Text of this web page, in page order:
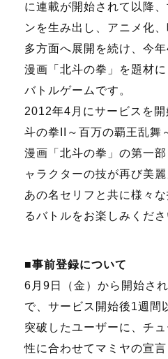
に連載が開始されて以降
ンを生み出し、アニメ化
多方面へ展開を続け、今年
漫画「北斗の拳」を題材
バトルゲームです。
2012年4 月にサービスを
斗の拳
～百万の覇王乱舞
漫画「北斗の拳」の第一
ャラクターの技が再び美
あの名セリフと共に様々
るバトルをお楽しみくださ
■事前登録について
6月 9 日（金）から開始さ
で、サービス開始後1週間
突破したユーザーに、チ
性に合わせてマミヤの宣言